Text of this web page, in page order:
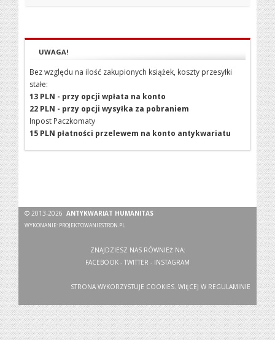
UWAGA!
Bez względu na ilość zakupionych książek, koszty przesyłki
stałe:
13 PLN - przy opcji wpłata na konto
22 PLN - przy opcji wysyłka za pobraniem
Inpost Paczkomaty
15 PLN płatności przelewem na konto antykwariatu
© 2013-2026ANTYKWARIAT HUMANITAS
WYKONANIE: PROJEKTOWANIESTRON.PL
ZNAJDZIESZ NAS RÓWNIEŻ NA:
FACEBOOK - TWITTER - INSTAGRAM
STRONA WYKORZYSTUJE COOKIES. WIĘCEJ W REGULAMINIE